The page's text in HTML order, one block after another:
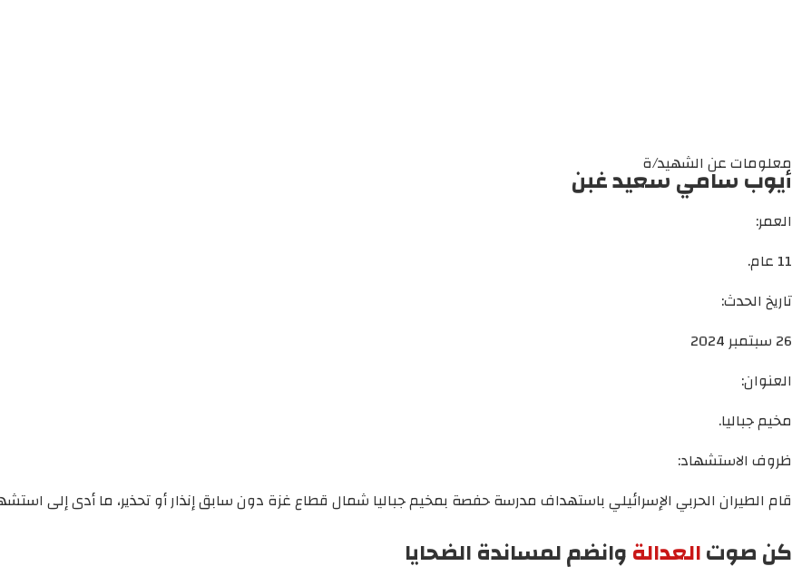
معلومات عن الشهيد/ة
أيوب سامي سعيد غبن
العمر:
11 عام.
تاريخ الحدث:
26 سبتمبر 2024
العنوان:
مخيم جباليا.
ظروف الاستشهاد:
قام الطيران الحربي الإسرائيلي باستهداف مدرسة حفصة بمخيم جباليا شمال قطاع غزة دون سابق إنذار أو تحذير، ما أدى إلى
كن صوتالعدالةوانضم لمساندة الضحايا